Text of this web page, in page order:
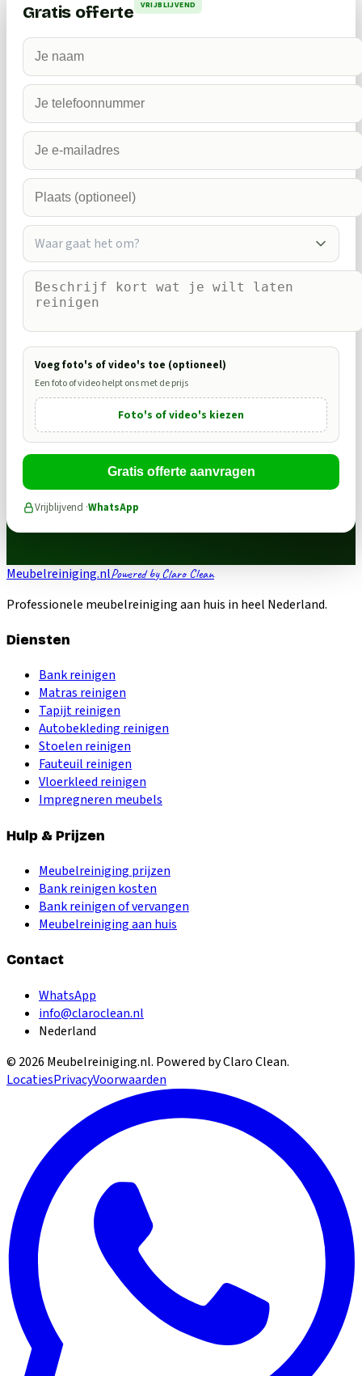
Gratis offerte VRIJBLIJVEND
Waar gaat het om?
Voeg foto's of video's toe (optioneel)
Een foto of video helpt ons met de prijs
Foto's of video's kiezen
Gratis offerte aanvragen
Vrijblijvend ·WhatsApp
Meubelreiniging.nlPowered by Claro Clean
Professionele meubelreiniging aan huis in heel Nederland.
Diensten
Bank reinigen
Matras reinigen
Tapijt reinigen
Autobekleding reinigen
Stoelen reinigen
Fauteuil reinigen
Vloerkleed reinigen
Impregneren meubels
Hulp & Prijzen
Meubelreiniging prijzen
Bank reinigen kosten
Bank reinigen of vervangen
Meubelreiniging aan huis
Contact
WhatsApp
info@claroclean.nl
Nederland
© 2026 Meubelreiniging.nl. Powered by Claro Clean.
LocatiesPrivacyVoorwaarden